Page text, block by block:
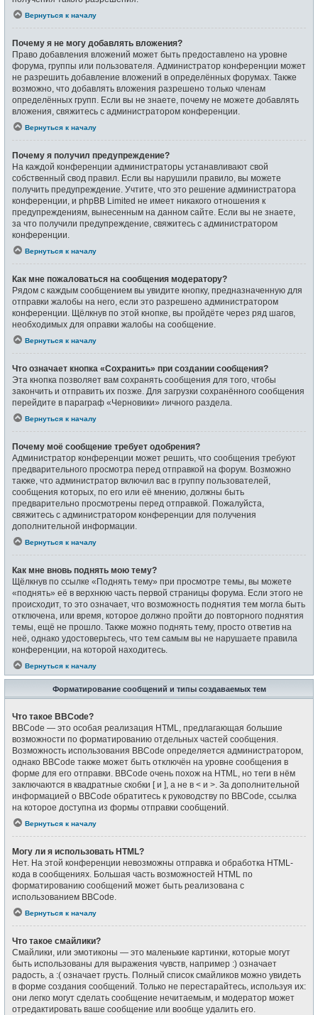
Вернуться к началу
Почему я не могу добавлять вложения?
Право добавления вложений может быть предоставлено на уровне
форума, группы или пользователя. Администратор конференции может
не разрешить добавление вложений в определённых форумах. Также
возможно, что добавлять вложения разрешено только членам
определённых групп. Если вы не знаете, почему не можете добавлять
вложения, свяжитесь с администратором конференции.
Вернуться к началу
Почему я получил предупреждение?
На каждой конференции администраторы устанавливают свой
собственный свод правил. Если вы нарушили правило, вы можете
получить предупреждение. Учтите, что это решение администратора
конференции, и phpBB Limited не имеет никакого отношения к
предупреждениям, вынесенным на данном сайте. Если вы не знаете,
за что получили предупреждение, свяжитесь с администратором
конференции.
Вернуться к началу
Как мне пожаловаться на сообщения модератору?
Рядом с каждым сообщением вы увидите кнопку, предназначенную для
отправки жалобы на него, если это разрешено администратором
конференции. Щёлкнув по этой кнопке, вы пройдёте через ряд шагов,
необходимых для оправки жалобы на сообщение.
Вернуться к началу
Что означает кнопка «Сохранить» при создании сообщения?
Эта кнопка позволяет вам сохранять сообщения для того, чтобы
закончить и отправить их позже. Для загрузки сохранённого сообщения
перейдите в параграф «Черновики» личного раздела.
Вернуться к началу
Почему моё сообщение требует одобрения?
Администратор конференции может решить, что сообщения требуют
предварительного просмотра перед отправкой на форум. Возможно
также, что администратор включил вас в группу пользователей,
сообщения которых, по его или её мнению, должны быть
предварительно просмотрены перед отправкой. Пожалуйста,
свяжитесь с администратором конференции для получения
дополнительной информации.
Вернуться к началу
Как мне вновь поднять мою тему?
Щёлкнув по ссылке «Поднять тему» при просмотре темы, вы можете
«поднять» её в верхнюю часть первой страницы форума. Если этого не
происходит, то это означает, что возможность поднятия тем могла быть
отключена, или время, которое должно пройти до повторного поднятия
темы, ещё не прошло. Также можно поднять тему, просто ответив на
неё, однако удостоверьтесь, что тем самым вы не нарушаете правила
конференции, на которой находитесь.
Вернуться к началу
Форматирование сообщений и типы создаваемых тем
Что такое BBCode?
BBCode — это особая реализация HTML, предлагающая большие
возможности по форматированию отдельных частей сообщения.
Возможность использования BBCode определяется администратором,
однако BBCode также может быть отключён на уровне сообщения в
форме для его отправки. BBCode очень похож на HTML, но теги в нём
заключаются в квадратные скобки [ и ], а не в < и >. За дополнительной
информацией о BBCode обратитесь к руководству по BBCode, ссылка
на которое доступна из формы отправки сообщений.
Вернуться к началу
Могу ли я использовать HTML?
Нет. На этой конференции невозможны отправка и обработка HTML-
кода в сообщениях. Большая часть возможностей HTML по
форматированию сообщений может быть реализована с
использованием BBCode.
Вернуться к началу
Что такое смайлики?
Смайлики, или эмотиконы — это маленькие картинки, которые могут
быть использованы для выражения чувств, например :) означает
радость, а :( означает грусть. Полный список смайликов можно увидеть
в форме создания сообщений. Только не перестарайтесь, используя их:
они легко могут сделать сообщение нечитаемым, и модератор может
отредактировать ваше сообщение или вообще удалить его.